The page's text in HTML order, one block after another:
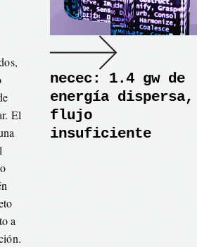
El
a
necec: 1.4 gw de
energía dispersa,
flujo
insuficiente